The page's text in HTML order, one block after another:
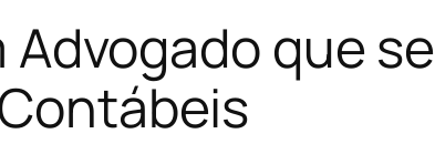
Advogado que se